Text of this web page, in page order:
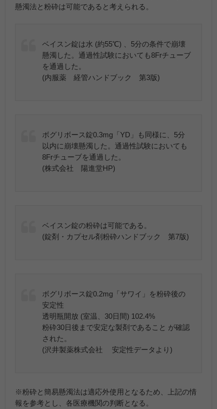
懸濁法と粉砕は可能であると考えられる。
ベイスン錠は水 (約55℃) 、5分の条件で崩壊
懸濁した。通過性試験においても8Frチューブ
を通過した。
(内服薬 経管ハンドブック 第3版)
ボグリボース錠0.3mg「YD」も同様に、5分
以内に崩壊懸濁した。通過性試験においても
8Frチューブを通過した。
(株式会社 陽進堂HP)
ベイスン錠の粉砕は可能である。
(錠剤・カプセル剤粉砕ハンドブック 第7版)
ボグリボース錠0.2mg「サワイ」を粉砕後の
安定性
透明瓶開放 (室温、30日間) 102.4%
粉砕30日後まで安定な製剤であること が確認
された。
(沢井製薬株式会社 安定性データより)
※粉砕と簡易懸濁法は適応外使用となるため、上記の情
報を参考とし、各医療機関の判断となる。